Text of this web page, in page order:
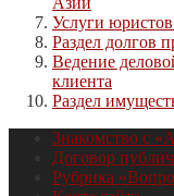
Услуги
Раздел долгов
Ведение
клиента
Раздел
Знакомство с
Договор
Рубрика